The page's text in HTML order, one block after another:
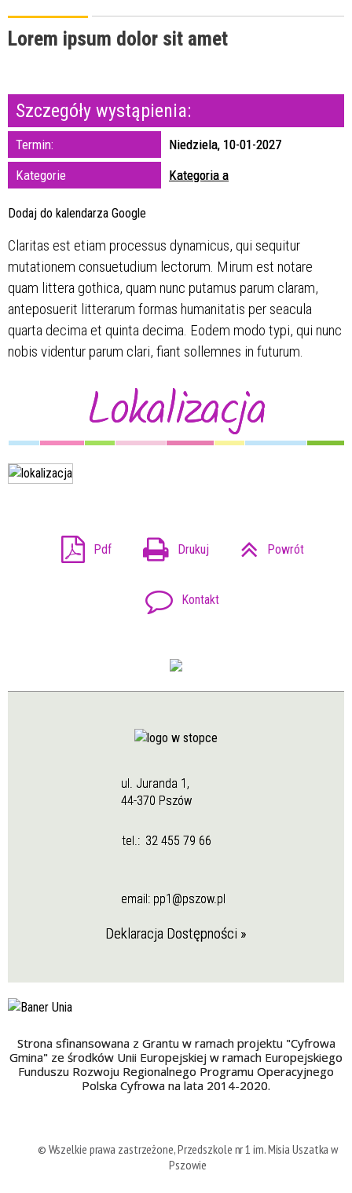
Trwające w
zakresie
Miejsce
Organizator
Lorem ipsum dolor sit amet
Szczegóły wystąpienia:
Termin:
Niedziela, 10-01-2027
Kategorie
Kategoria a
Dodaj do kalendarza Google
Claritas est etiam processus dynamicus, qui sequitur
mutationem consuetudium lectorum. Mirum est notare
quam littera gothica, quam nunc putamus parum claram,
anteposuerit litterarum formas humanitatis per seacula
quarta decima et quinta decima. Eodem modo typi, qui nunc
nobis videntur parum clari, fiant sollemnes in futurum.
Lokalizacja
Pdf Drukuj Powrót
Kontakt
ul. Juranda 1,
44-370 Pszów
tel.: 32 455 79 66
email: pp1@pszow.pl
Deklaracja Dostępności »
Strona sfinansowana z Grantu w ramach projektu "Cyfrowa
Gmina" ze środków Unii Europejskiej w ramach Europejskiego
Funduszu Rozwoju Regionalnego Programu Operacyjnego
Polska Cyfrowa na lata 2014-2020.
© Wszelkie prawa zastrzeżone, Przedszkole nr 1 im. Misia Uszatka w
Pszowie